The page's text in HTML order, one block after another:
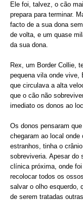
Ele foi, talvez, o cão
prepara para terminar.
facto de a sua dona
de volta, e um quase
da sua dona.
Rex, um Border Collie,
pequena vila onde vive,
que circulava a alta
que o cão não
imediato os donos ao
Os donos pensaram
chegaram ao local onde
estranhos, tinha o
sobreviveria. Apesar do
clínica próxima, onde
recolocar todos os
salvar o olho esquerdo,
de serem tratadas